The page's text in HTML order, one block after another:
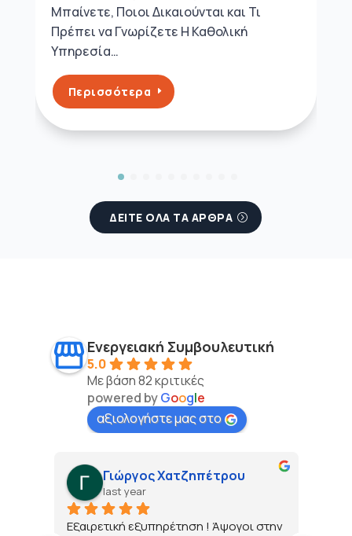
Μπαίνετε, Ποιοι Δικαιούνται και Τι
Πρέπει να Γνωρίζετε Η Καθολική
Υπηρεσία…
Περισσότερα
ΔΕΙΤΕ ΟΛΑ ΤΑ ΑΡΘΡΑ
Ενεργειακή Συμβουλευτική
5.0
Με βάση 82 κριτικές
powered byGoogle
αξιολογήστε μας στο
Γιώργος Χατζηπέτρου
last year
Εξαιρετική εξυπηρέτηση ! Άψογοι στην